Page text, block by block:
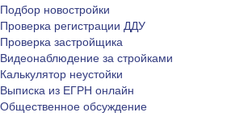
Подбор новостройки
Проверка регистрации ДДУ
Проверка застройщика
Видеонаблюдение за стройками
Калькулятор неустойки
Выписка из ЕГРН онлайн
Общественное обсуждение